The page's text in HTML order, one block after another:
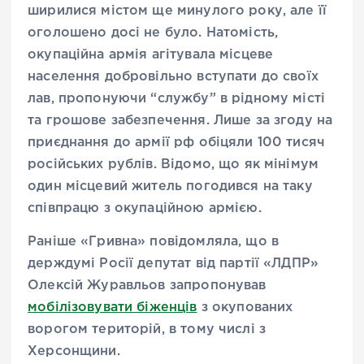
ширилися містом ще минулого року, але її
оголошено досі не було. Натомість,
окупаційна армія агітувала місцеве
населення добровільно вступати до своїх
лав, пропонуючи “службу” в рідному місті
та грошове забезпечення. Лише за згоду на
приєднання до армії рф обіцяли 100 тисяч
російських рублів. Відомо, що як мінімум
один місцевий житель погодився на таку
співпрацю з окупаційною армією.
Раніше «Гривна» повідомляла, що в
держдумі Росії депутат від партії «ЛДПР»
Олексій Журавльов запропонував
мобілізовувати біженців з окупованих
ворогом територій, в тому числі з
Херсонщини.